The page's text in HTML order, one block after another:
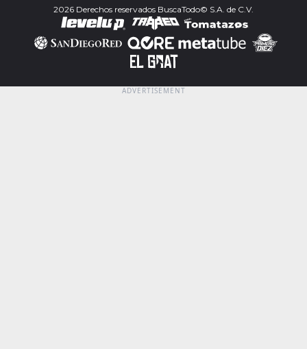
2026 Derechos reservados BuscaTodo© S.A. de C.V.